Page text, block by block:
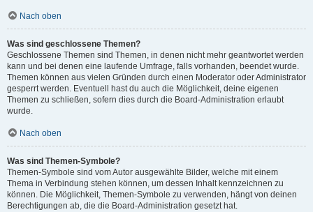
Nach oben
Was sind geschlossene Themen?
Geschlossene Themen sind Themen, in denen nicht mehr geantwortet werden
kann und bei denen eine laufende Umfrage, falls vorhanden, beendet wurde.
Themen können aus vielen Gründen durch einen Moderator oder Administrator
gesperrt werden. Eventuell hast du auch die Möglichkeit, deine eigenen
Themen zu schließen, sofern dies durch die Board-Administration erlaubt
wurde.
Nach oben
Was sind Themen-Symbole?
Themen-Symbole sind vom Autor ausgewählte Bilder, welche mit einem
Thema in Verbindung stehen können, um dessen Inhalt kennzeichnen zu
können. Die Möglichkeit, Themen-Symbole zu verwenden, hängt von deinen
Berechtigungen ab, die die Board-Administration gesetzt hat.